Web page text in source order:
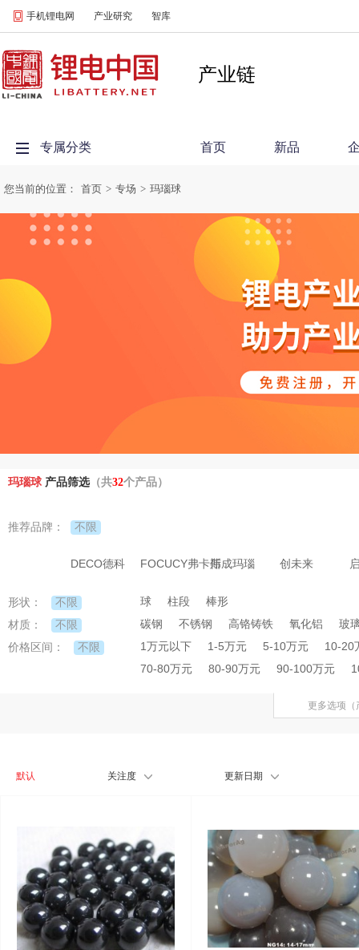
手机锂电网 产业研究 智库
产业链
专属分类 首页 新品
您当前的位置： 首页 > 专场 > 玛瑙球
玛瑙球 产品筛选（共32个产品）
推荐品牌： 不限
DECO德科 FOCUCY弗卡斯伟成玛瑙 创未来
形状： 不限 球 柱段 棒形
材质： 不限 碳钢 不锈钢 高铬铸铁 氧化铝 玻
价格区间： 不限 1万元以下 1-5万元 5-10万元
10-20
70-80万元
80-90万元 90-100万元
更多选项
默认 关注度 更新日期